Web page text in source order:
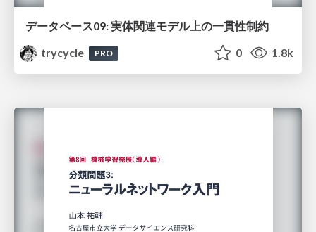
データベース09: 実体関連モデル上の一貫性制約
trycycle
PRO 0 1.8k